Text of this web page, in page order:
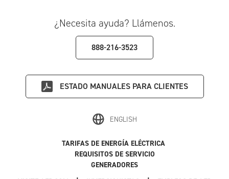
¿Necesita ayuda? Llámenos.
888-216-3523
ESTADO MANUALES PARA CLIENTES
ENGLISH
TARIFAS DE ENERGÍA ELÉCTRICA
REQUISITOS DE SERVICIO
GENERADORES